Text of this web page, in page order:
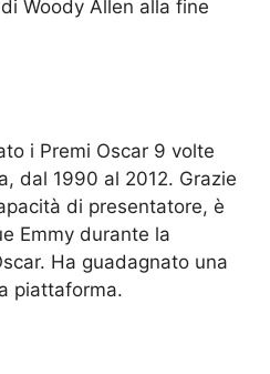
Woody Allen alla fine
i Premi Oscar 9 volte
dal 1990 al 2012. Grazie
di presentatore, è
Emmy durante la
Ha guadagnato una
piattaforma.